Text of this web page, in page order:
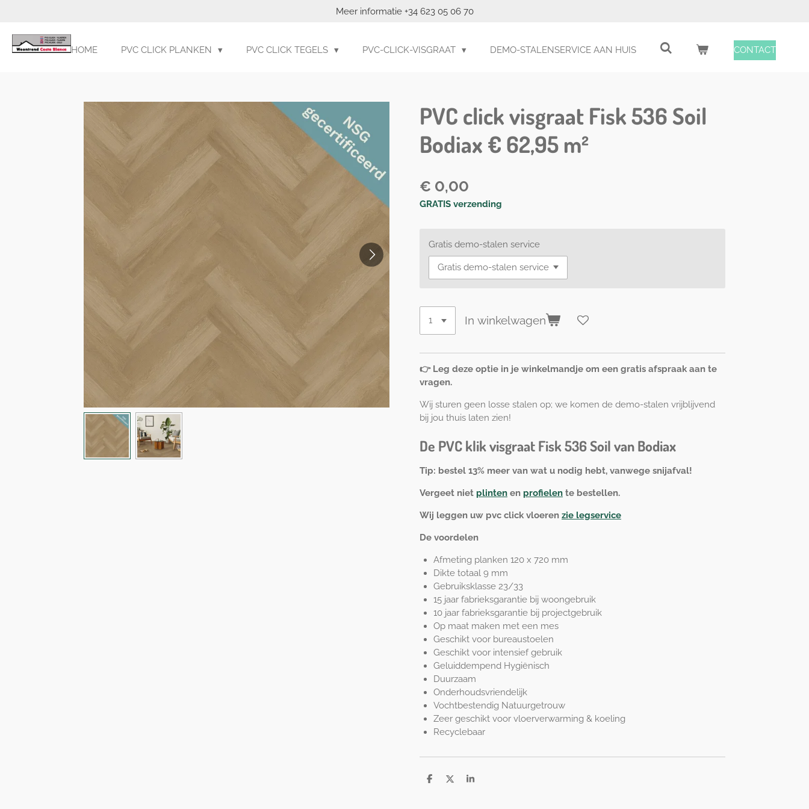
naar
de
Meer informatie +34 623 05 06 70
HOME PVC CLICK PLANKEN PVC CLICK TEGELS PVC-CLICK-VISGRAAT DEMO-STALENSERVICE AAN HUIS CONTACT
PVC click visgraat Fisk 536 Soil
Bodiax € 62,95 m²
€ 0,00
GRATIS verzending
Gratis demo-stalen service
In winkelwagen
👉 Leg deze optie in je winkelmandje om een gratis afspraak aan te
vragen.
Wij sturen geen losse stalen op; we komen de demo-stalen vrijblijvend
bij jou thuis laten zien!
De PVC klik visgraat Fisk 536 Soil van Bodiax
Tip: bestel 13% meer van wat u nodig hebt, vanwege snijafval!
Vergeet niet plinten en profielen te bestellen.
Wij leggen uw pvc click vloeren zie legservice
De voordelen
Afmeting planken 120 x 720 mm
Dikte totaal 9 mm
Gebruiksklasse 23/33
15 jaar fabrieksgarantie bij woongebruik
10 jaar fabrieksgarantie bij projectgebruik
Op maat maken met een mes
Geschikt voor bureaustoelen
Geschikt voor intensief gebruik
Geluiddempend Hygiënisch
Duurzaam
Onderhoudsvriendelijk
Vochtbestendig Natuurgetrouw
Zeer geschikt voor vloerverwarming & koeling
Recyclebaar
D
D
S